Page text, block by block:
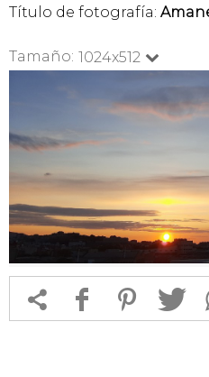
Título de fotografía:
Tamaño: 1024x512 
 f 1 T